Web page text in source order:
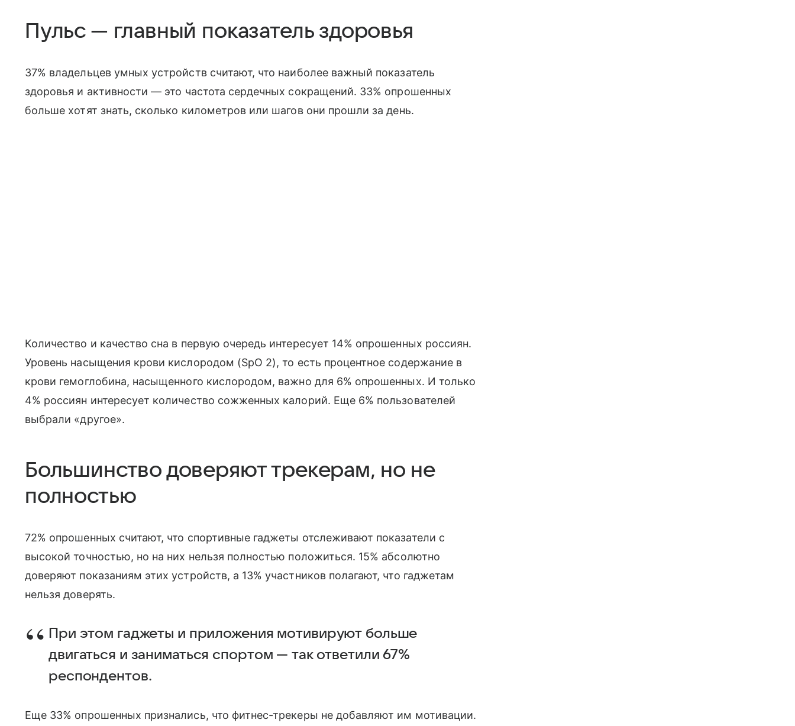
Пульс — главный показатель здоровья
37% владельцев умных устройств считают, что наиболее важный показатель
здоровья и активности — это частота сердечных сокращений. 33% опрошенных
больше хотят знать, сколько километров или шагов они прошли за день.
Количество и качество сна в первую очередь интересует 14% опрошенных россиян.
Уровень насыщения крови кислородом (SpO 2), то есть процентное содержание в
крови гемоглобина, насыщенного кислородом, важно для 6% опрошенных. И только
4% россиян интересует количество сожженных калорий. Еще 6% пользователей
выбрали «другое».
Большинство доверяют трекерам, но не
полностью
72% опрошенных считают, что спортивные гаджеты отслеживают показатели с
высокой точностью, но на них нельзя полностью положиться. 15% абсолютно
доверяют показаниям этих устройств, а 13% участников полагают, что гаджетам
нельзя доверять.
При этом гаджеты и приложения мотивируют больше
двигаться и заниматься спортом — так ответили 67%
респондентов.
Еще 33% опрошенных признались, что фитнес-трекеры не добавляют им мотивации.